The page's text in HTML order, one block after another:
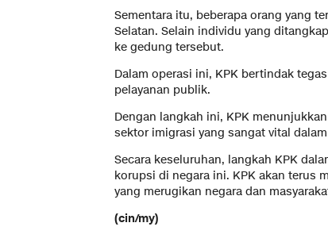
Sementara itu, beberapa orang yang
Selatan. Selain individu yang
ke gedung tersebut.
Dalam operasi ini, KPK bertindak
pelayanan publik.
Dengan langkah ini, KPK
sektor imigrasi yang sangat vital
Secara keseluruhan, langkah KPK
korupsi di negara ini. KPK akan terus
yang merugikan negara dan
(cin/my)